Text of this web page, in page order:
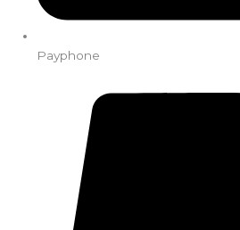
Payphone